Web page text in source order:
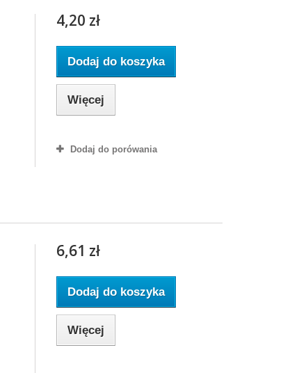
4,20 zł
Dodaj do koszyka
Więcej
Dodaj do porówania
6,61 zł
Dodaj do koszyka
Więcej